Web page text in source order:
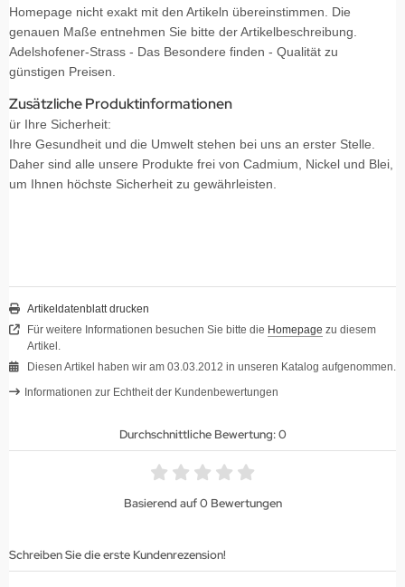
Homepage nicht exakt mit den Artikeln übereinstimmen. Die
genauen Maße entnehmen Sie bitte der Artikelbeschreibung.
Adelshofener-Strass - Das Besondere finden - Qualität zu
günstigen Preisen.
Zusätzliche Produktinformationen
ür Ihre Sicherheit:
Ihre Gesundheit und die Umwelt stehen bei uns an erster Stelle.
Daher sind alle unsere Produkte frei von Cadmium, Nickel und Blei,
um Ihnen höchste Sicherheit zu gewährleisten.
Artikeldatenblatt drucken
Für weitere Informationen besuchen Sie bitte die Homepage zu diesem
Artikel.
Diesen Artikel haben wir am 03.03.2012 in unseren Katalog aufgenommen.
Informationen zur Echtheit der Kundenbewertungen
Durchschnittliche Bewertung: 0
Basierend auf 0 Bewertungen
Schreiben Sie die erste Kundenrezension!